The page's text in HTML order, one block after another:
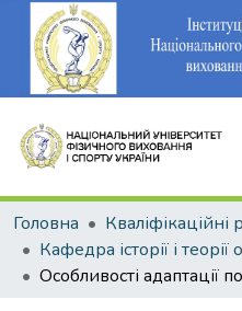
Головна